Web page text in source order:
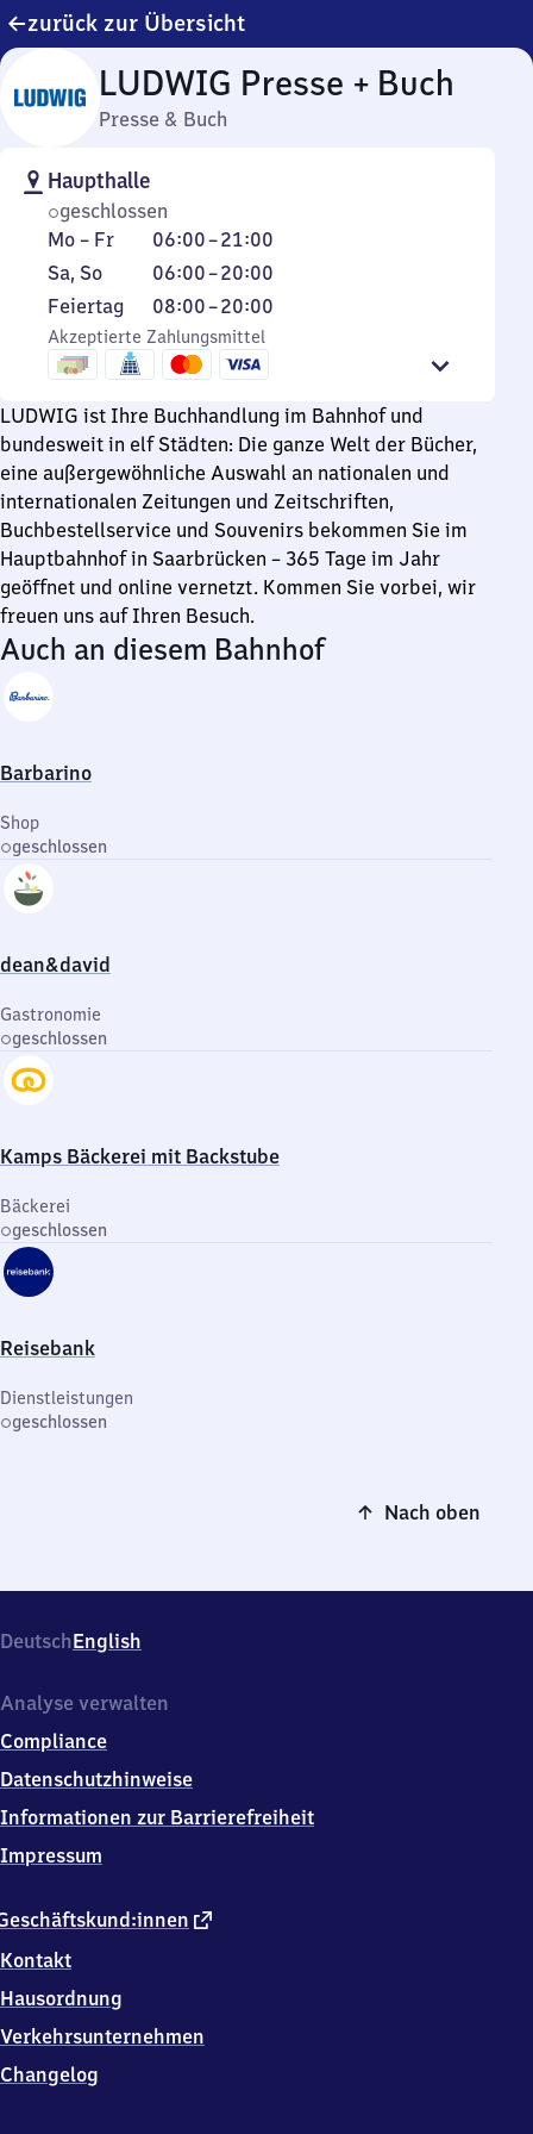
zurück zur Übersicht
LUDWIG Presse + Buch
Presse & Buch
Haupthalle
geschlossen
Montag
bis
Freitag
Mo – Fr 06:00–21:00
Von
6
Uhr
bis
21
Uhr
Samstag
und
Sonntag
Sa, So 06:00–20:00
Von
6
Uhr
bis
20
Uhr
Feiertag
Feiertag 08:00–20:00
Von
8
Uhr
20
Uhr
Akzeptierte Zahlungsmittel
LUDWIG ist Ihre Buchhandlung im Bahnhof und
bundesweit in elf Städten: Die ganze Welt der Bücher,
eine außergewöhnliche Auswahl an nationalen und
internationalen Zeitungen und Zeitschriften,
Buchbestellservice und Souvenirs bekommen Sie im
Hauptbahnhof in Saarbrücken – 365 Tage im Jahr
geöffnet und online vernetzt. Kommen Sie vorbei, wir
freuen uns auf Ihren Besuch.
Auch an diesem Bahnhof
Barbarino
Shop
geschlossen
dean&david
Gastronomie
geschlossen
Kamps Bäckerei mit Backstube
Bäckerei
geschlossen
Reisebank
Dienstleistungen
geschlossen
Nach oben
DeutschEnglish
externer
Kontakt
Hausordnung
Verkehrsunternehmen
Changelog
Analyse verwalten
Compliance
Datenschutzhinweise
Informationen zur Barrierefreiheit
Impressum